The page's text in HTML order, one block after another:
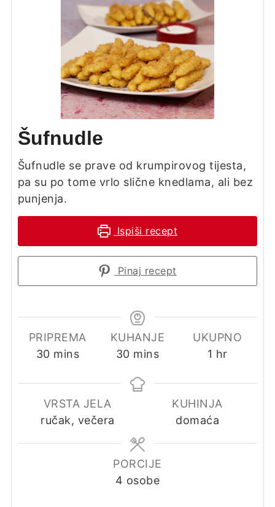
Šufnudle
Šufnudle se prave od krumpirovog tijesta,
pa su po tome vrlo slične knedlama, ali bez
punjenja.
Ispiši recept
Pinaj recept
PRIPREMA
30minutes
mins
KUHANJE
30minutes
mins
UKUPNO
1 hour
hr
VRSTA JELA
ručak, večera
KUHINJA
domaća
PORCIJE
4 osobe